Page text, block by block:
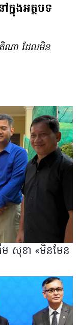
នុងអត្ថបទ
មតិ​ណា ដែល​មិន​
សុខា «មិនមែន